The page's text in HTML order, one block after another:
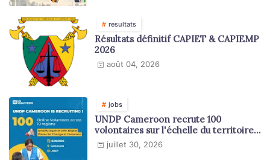
resultats
Résultats définitif CAPIET & CAPIEMP
2026
août 04, 2026
jobs
UNDP Cameroon recrute 100
volontaires sur l'échelle du territoire
national
juillet 30, 2026